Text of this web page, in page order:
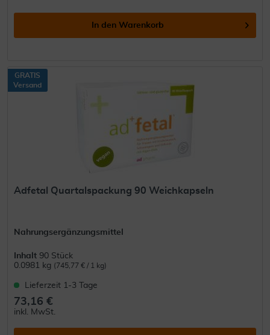
In den Warenkorb
GRATIS
Versand
Adfetal Quartalspackung 90 Weichkapseln
Nahrungsergänzungsmittel
Inhalt 90 Stück
0.0981 kg (745,77 € / 1 kg)
Lieferzeit 1-3 Tage
73,16 €
inkl. MwSt.